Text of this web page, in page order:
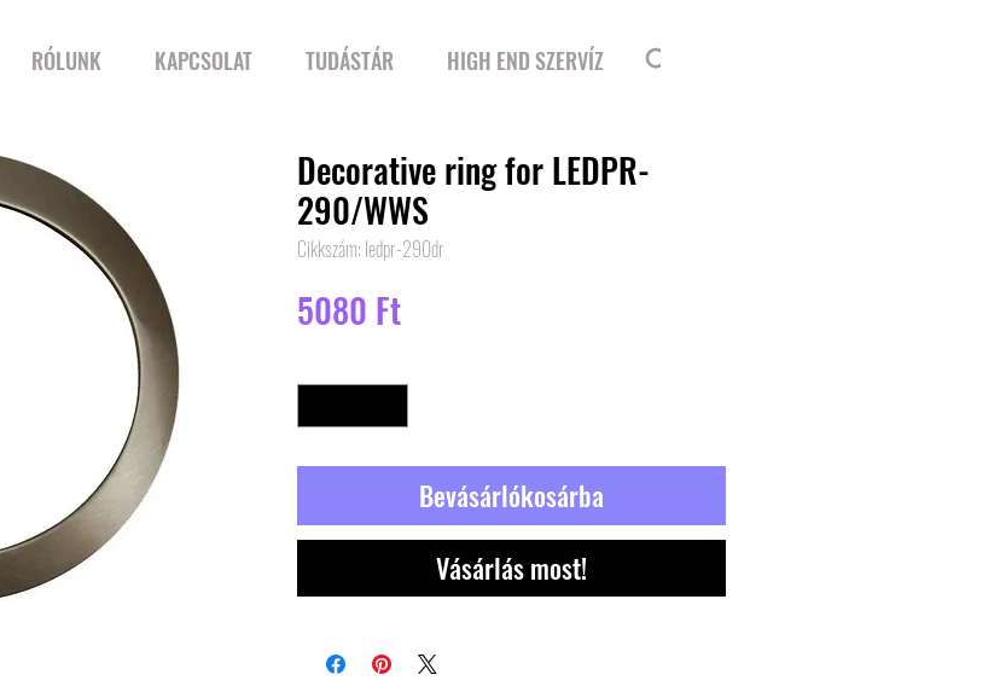
RÓLUNK KAPCSOLAT TUDÁSTÁR HIGH END SZERVÍZ
Decorative ring for LEDPR-
290/WWS
Cikkszám: ledpr-290dr
5080 FtÁr
Bevásárlókosárba
Vásárlás most!